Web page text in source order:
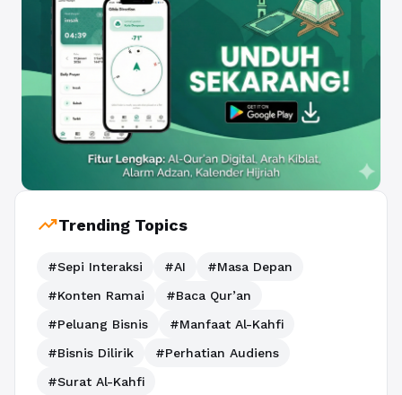
trending_upTrending Topics
#Sepi Interaksi #AI
#Masa Depan
#Konten Ramai
#Baca Qur’an
#Peluang Bisnis
#Manfaat Al-Kahfi
#Bisnis Dilirik
#Perhatian Audiens
#Surat Al-Kahfi